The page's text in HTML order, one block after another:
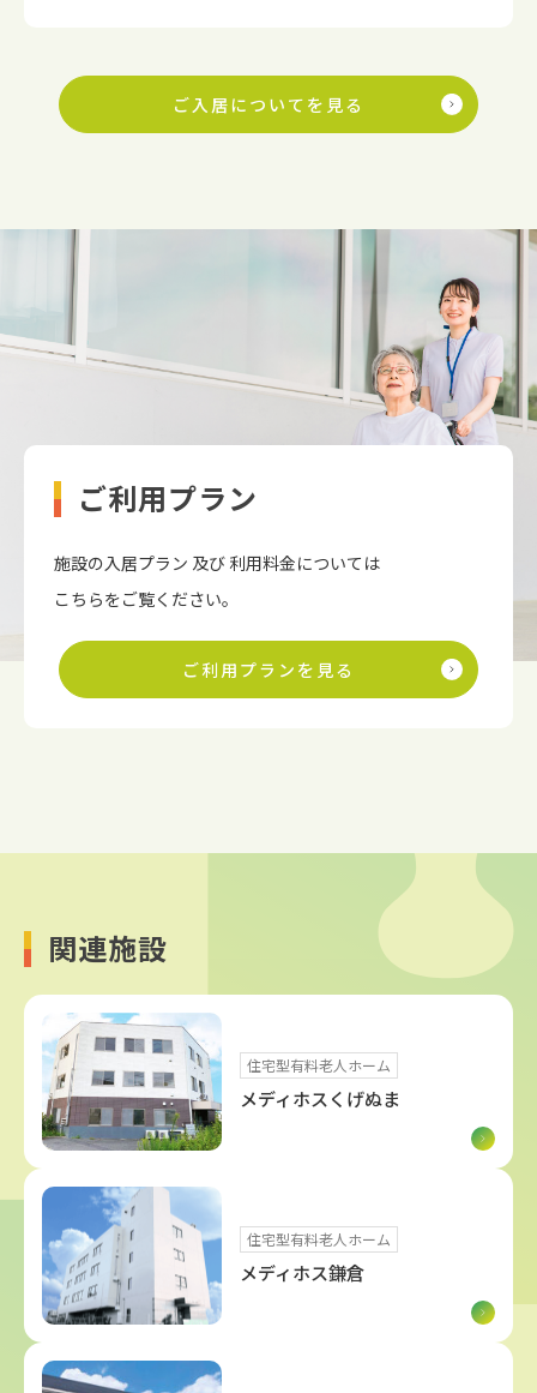
ご入居についてを見る
ご利用プラン
施設の入居プラン 及び 利用料金については
こちらをご覧ください。
ご利用プランを見る
関連施設
住宅型有料老人ホーム
メディホスくげぬま
住宅型有料老人ホーム
メディホス鎌倉